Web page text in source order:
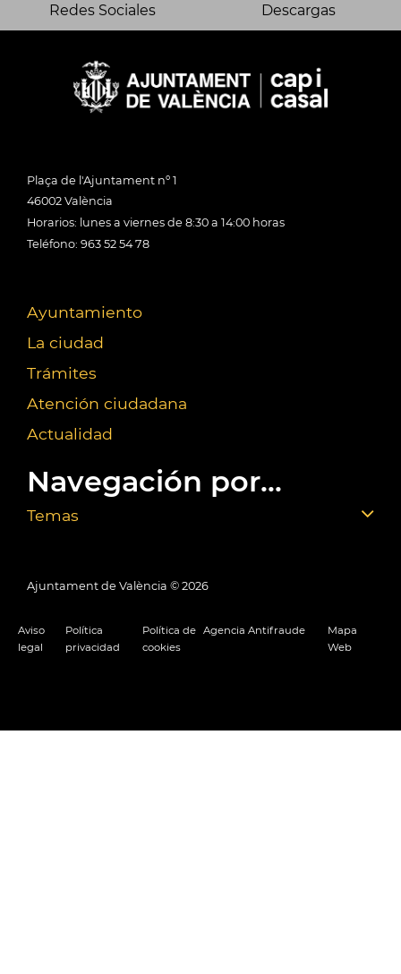
Redes Sociales Descargas
Plaça de l'Ajuntament nº 1
46002 València
Horarios: lunes a viernes de 8:30 a 14:00 horas
Teléfono: 963 52 54 78
Ayuntamiento
La ciudad
Trámites
Atención ciudadana
Actualidad
Navegación por...
Temas
Ajuntament de València © 2026
Aviso
legal
Política
privacidad
Política de
cookies
Agencia Antifraude
Mapa
Web